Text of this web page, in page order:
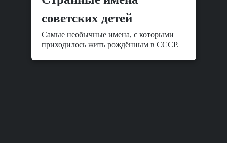
советских детей
Самые необычные имена, с которыми
приходилось жить рождённым в СССР.